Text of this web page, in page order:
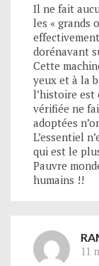
Il ne fait
les « grands
dorénavant
Cette
yeux et à la
l’histoire est
vérifiée ne
adoptées
L’essentiel
qui est le
Pauvre
humains !!
11